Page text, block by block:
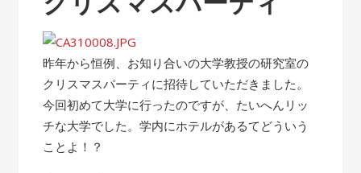
昨年から恒例、お知り合いの大学教授の研究室の
クリスマスパーティに招待していただきました。
今回初めて大学に行ったのですが、たいへんリッ
チな大学でした。学内にホテルがあるてどういう
ことよ！？